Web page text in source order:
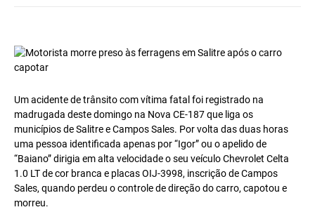
Um acidente de trânsito com vítima fatal foi registrado na
madrugada deste domingo na Nova CE-187 que liga os
municípios de Salitre e Campos Sales. Por volta das duas horas
uma pessoa identificada apenas por “Igor” ou o apelido de
“Baiano” dirigia em alta velocidade o seu veículo Chevrolet Celta
1.0 LT de cor branca e placas OIJ-3998, inscrição de Campos
Sales, quando perdeu o controle de direção do carro, capotou e
morreu.